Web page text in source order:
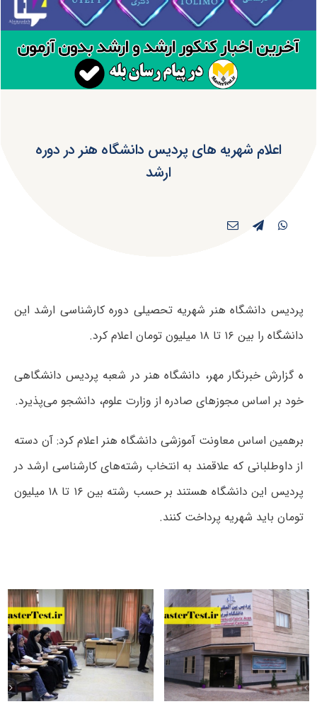
اعلام شهریه های پردیس دانشگاه هنر در دوره
ارشد
پردیس دانشگاه هنر شهریه تحصیلی دوره کارشناسی ارشد این
دانشگاه را بین ۱۶ تا ۱۸ میلیون تومان اعلام کرد.
ه گزارش خبرنگار مهر، دانشگاه هنر در شعبه پردیس دانشگاهی
خود بر اساس مجوزهای صادره از وزارت علوم، دانشجو می‌پذیرد.
برهمین اساس معاونت آموزشی دانشگاه هنر اعلام کرد: آن دسته
از داوطلبانی که علاقمند به انتخاب رشته‌های کارشناسی ارشد در
پردیس این دانشگاه هستند بر حسب رشته بین ۱۶ تا ۱۸ میلیون
تومان باید شهریه پرداخت کنند.